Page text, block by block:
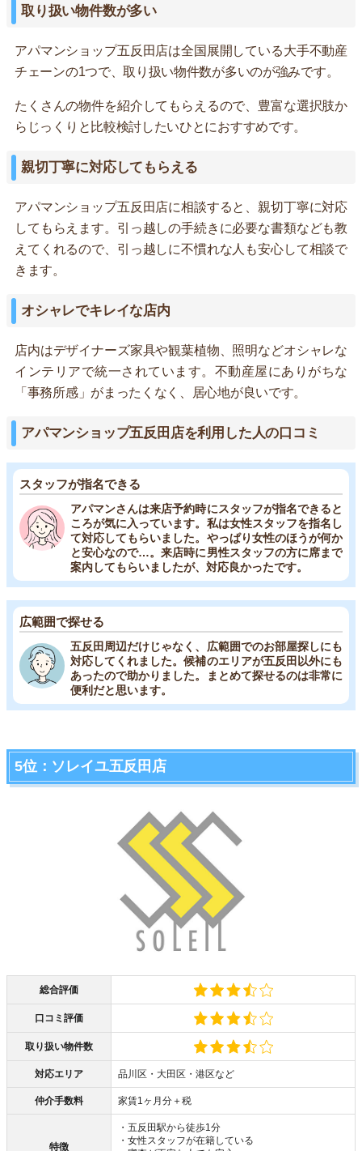
取り扱い物件数が多い
アパマンショップ五反田店は全国展開している大手不動産
チェーンの1つで、取り扱い物件数が多いのが強みです。
たくさんの物件を紹介してもらえるので、豊富な選択肢か
らじっくりと比較検討したいひとにおすすめです。
親切丁寧に対応してもらえる
アパマンショップ五反田店に相談すると、親切丁寧に対応
してもらえます。引っ越しの手続きに必要な書類なども教
えてくれるので、引っ越しに不慣れな人も安心して相談で
きます。
オシャレでキレイな店内
店内はデザイナーズ家具や観葉植物、照明などオシャレな
インテリアで統一されています。不動産屋にありがちな
「事務所感」がまったくなく、居心地が良いです。
アパマンショップ五反田店を利用した人の口コミ
スタッフが指名できる
アパマンさんは来店予約時にスタッフが指名できると
ころが気に入っています。私は女性スタッフを指名し
て対応してもらいました。やっぱり女性のほうが何か
と安心なので…。来店時に男性スタッフの方に席まで
案内してもらいましたが、対応良かったです。
広範囲で探せる
五反田周辺だけじゃなく、広範囲でのお部屋探しにも
対応してくれました。候補のエリアが五反田以外にも
あったので助かりました。まとめて探せるのは非常に
便利だと思います。
5位：ソレイユ五反田店
総合評価
口コミ評価
取り扱い物件数
対応エリア 品川区・大田区・港区など
仲介手数料 家賃1ヶ月分＋税
特徴
・五反田駅から徒歩1分
・女性スタッフが在籍している